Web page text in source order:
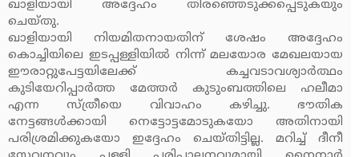
ഖാളിയായി അദ്ദേഹം തിരഞ്ഞെടുക്കപ്പെടുകയും
ചെയ്തു.
ഖാളിയായി നിയമിതനായതിന് ശേഷം അദ്ദേഹം
കൊച്ചിയിലെ ഇടപ്പള്ളിയില്‍ നിന്ന് മലയോര മേഖലയായ
ഈരാറ്റുപേട്ടയിലേക്ക് കച്ചവടാവശ്യാര്‍ത്ഥം
കുടിയേറിപ്പാര്‍ത്ത മേത്തര്‍ കുടുംബത്തിലെ ഹലീമാ
എന്ന സ്ത്രീയെ വിവാഹം കഴിച്ചു. ഭൗതിക
നേട്ടങ്ങള്‍ക്കായി നെട്ടോട്ടമോടുകയോ അതിനായി
പരിശ്രമിക്കുകയോ ഇദ്ദേഹം ചെയ്തിട്ടില്ല. മറിച്ച് ദീനീ